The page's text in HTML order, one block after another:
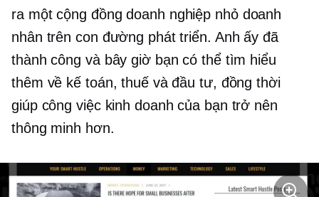
ra một cộng đồngdoanh nghiệp nhỏdoanh
nhân trên con đường phát triển. Anh ấy đã
thành công và bây giờ bạn có thể tìm hiểu
thêm về kế toán, thuế và đầu tư, đồng thời
giúp công việc kinh doanh của bạn trở nên
thông minh hơn.